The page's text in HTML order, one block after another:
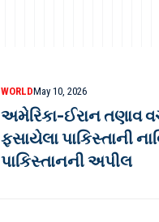
WORLDMay 10, 2026
અમેરિકા-ઈરાન તણાવ
ફસાયેલા પાકિસ્તાની
પાકિસ્તાનની અપીલ